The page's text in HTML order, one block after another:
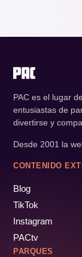
PAC es el lugar
entusiastas de
divertirse y
Desde 2001 la
CONTENIDO
Blog
TikTok
Instagram
PACtv
PARQUES